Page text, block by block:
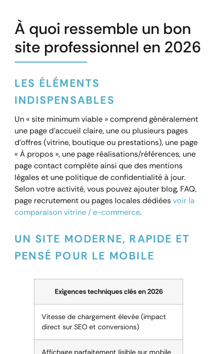
À quoi ressemble un bon
site professionnel en 2026
LES ÉLÉMENTS
INDISPENSABLES
Un « site minimum viable » comprend généralement
une page d’accueil claire, une ou plusieurs pages
d’offres (vitrine, boutique ou prestations), une page
« À propos », une page réalisations/références, une
page contact complète ainsi que des mentions
légales et une politique de confidentialité à jour.
Selon votre activité, vous pouvez ajouter blog, FAQ,
page recrutement ou pages locales dédiéesvoir la
comparaison vitrine / e-commerce.
UN SITE MODERNE, RAPIDE ET
PENSÉ POUR LE MOBILE
Exigences techniques clés en 2026
Vitesse de chargement élevée (impact
direct sur SEO et conversions)
Affichage parfaitement lisible sur mobile